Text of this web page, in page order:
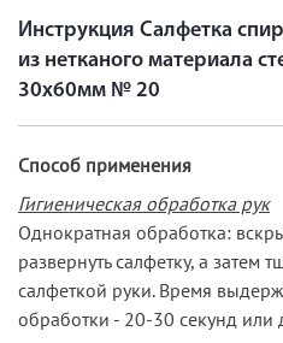
Инструкция Салфетка
из нетканого материала
30х60мм № 20
Способ применения
Гигиеническая обработка рук
Однократная обработка:
развернуть салфетку, а затем
салфеткой руки. Время
обработки - 20-30 секунд